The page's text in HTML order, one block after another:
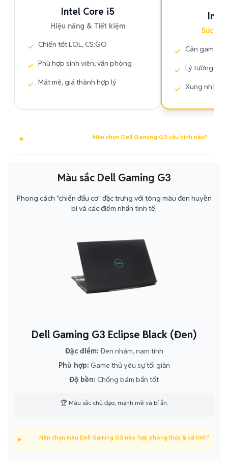
Intel Core i5
Hiệu năng & Tiết kiệm
Chiến tốt LOL, CS:GO
Phù hợp sinh viên, văn phòng
Mát mẻ, giá thành hợp lý
Sức
Cân game
Lý tưởng
Xung nhịp
Nên chọn Dell Gaming G3 cấu hình nào?
Màu sắc Dell Gaming G3
Phong cách "chiến đấu cơ" đặc trưng với tông màu đen huyền
bí và các điểm nhấn tinh tế.
Dell Gaming G3 Eclipse Black (Đen)
Đặc điểm: Đen nhám, nam tính
Phù hợp: Game thủ yêu sự tối giản
Độ bền: Chống bám bẩn tốt
🏆 Màu sắc chủ đạo, mạnh mẽ và bí ẩn.
Nên chọn màu Dell Gaming G3 nào hợp phong thủy & cá tính?